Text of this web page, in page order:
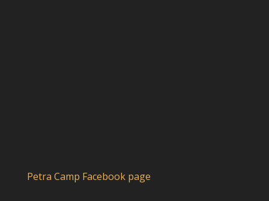
Petra Camp Facebook page